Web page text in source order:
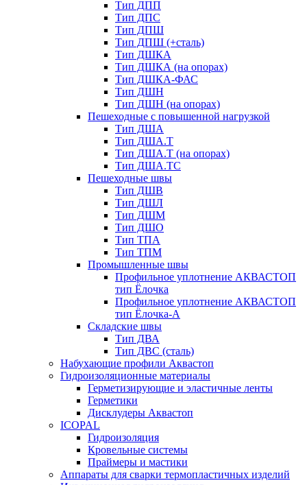
Тип ДПП
Тип ДПС
Тип ДПШ
Тип ДПШ (+сталь)
Тип ДШКА
Тип ДШКА (на опорах)
Тип ДШКА-ФАС
Тип ДШН
Тип ДШН (на опорах)
Пешеходные с повышенной нагрузкой
Тип ДША
Тип ДША.Т
Тип ДША.Т (на опорах)
Тип ДША.ТС
Пешеходные швы
Тип ДШВ
Тип ДШЛ
Тип ДШМ
Тип ДШО
Тип ТПА
Тип ТПМ
Промышленные швы
Профильное уплотнение АКВАСТОП
тип Ёлочка
Профильное уплотнение АКВАСТОП
тип Ёлочка-А
Складские швы
Тип ДВА
Тип ДВС (сталь)
Набухающие профили Аквастоп
Гидроизоляционные материалы
Герметизирующие и эластичные ленты
Герметики
Дисклудеры Аквастоп
ICOPAL
Гидроизоляция
Кровельные системы
Праймеры и мастики
Аппараты для сварки термопластичных изделий